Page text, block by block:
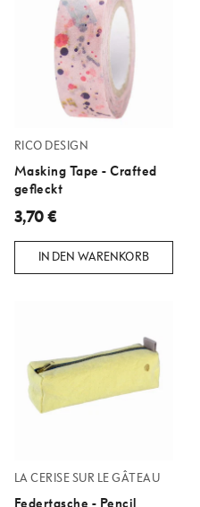
RICO DESIGN
Masking Tape - Crafted
gefleckt
3,70 €
IN DEN WARENKORB
LA CERISE SUR LE GÂTEAU
Federtasche - Pencil